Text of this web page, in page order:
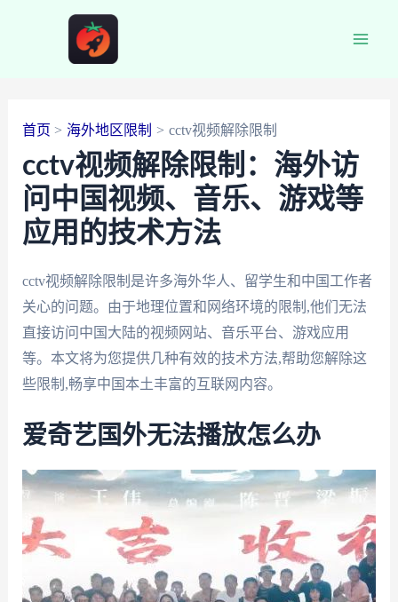
首页 海外地区限制 cctv视频解除限制
cctv视频解除限制：海外访
问中国视频、音乐、游戏等
应用的技术方法
cctv视频解除限制是许多海外华人、留学生和中国工作者
关心的问题。由于地理位置和网络环境的限制,他们无法
直接访问中国大陆的视频网站、音乐平台、游戏应用
等。本文将为您提供几种有效的技术方法,帮助您解除这
些限制,畅享中国本土丰富的互联网内容。
爱奇艺国外无法播放怎么办